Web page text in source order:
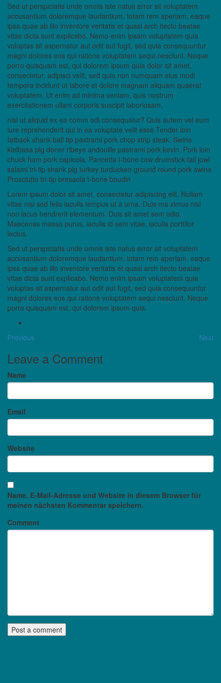
Sed ut perspiciatis unde omnis iste natus error sit voluptatem
accusantium doloremque laudantium, totam rem aperiam, eaque
ipsa quae ab illo inventore veritatis et quasi arch itecto beatae
vitae dicta sunt explicabo. Nemo enim ipsam voluptatem quia
voluptas sit aspernatur aut odit aut fugit, sed quia consequuntur
magni dolores eos qui ratione voluptatem sequi nesciunt. Neque
porro quisquam est, qui dolorem ipsum quia dolor sit amet,
consectetur, adipisci velit, sed quia non numquam eius modi
tempora incidunt ut labore et dolore magnam aliquam quaerat
voluptatem. Ut enim ad minima veniam, quis nostrum
exercitationem ullam corporis suscipit laboriosam,
nisi ut aliquid ex ea comm odi consequatur? Quis autem vel eum
iure reprehenderit qui in ea voluptate velit esse Tender loin
fatback shank ball tip pastrami pork chop strip steak. Swine
kielbasa pig doner ribeye andouille pastrami pork kevin. Pork loin
chuck ham pork capicola. Pancetta t-bone cow drumstick tail jowl
salami tri-tip shank pig turkey turducken ground round pork swine.
Prosciutto tri-tip bresaola t-bone boudin
Lorem ipsum dolor sit amet, consectetur adipiscing elit. Nullam
vitae nisi sed felis iaculis tempus ut a urna. Duis ma ximus nisi
non lacus hendrerit elementum. Duis sit amet sem odio.
Maecenas massa purus, iaculis id sem vitae, iaculis porttitor
lectus.
Sed ut perspiciatis unde omnis iste natus error sit voluptatem
accusantium doloremque laudantium, totam rem aperiam, eaque
ipsa quae ab illo inventore veritatis et quasi arch itecto beatae
vitae dicta sunt explicabo. Nemo enim ipsam voluptatem quia
voluptas sit aspernatur aut odit aut fugit, sed quia consequuntur
magni dolores eos qui ratione voluptatem sequi nesciunt. Neque
porro quisquam est, qui dolorem ipsum quia.
Previous Next
Leave a Comment
Name
Email
Website
Name, E-Mail-Adresse und Website in diesem Browser für
meinen nächsten Kommentar speichern.
Comment